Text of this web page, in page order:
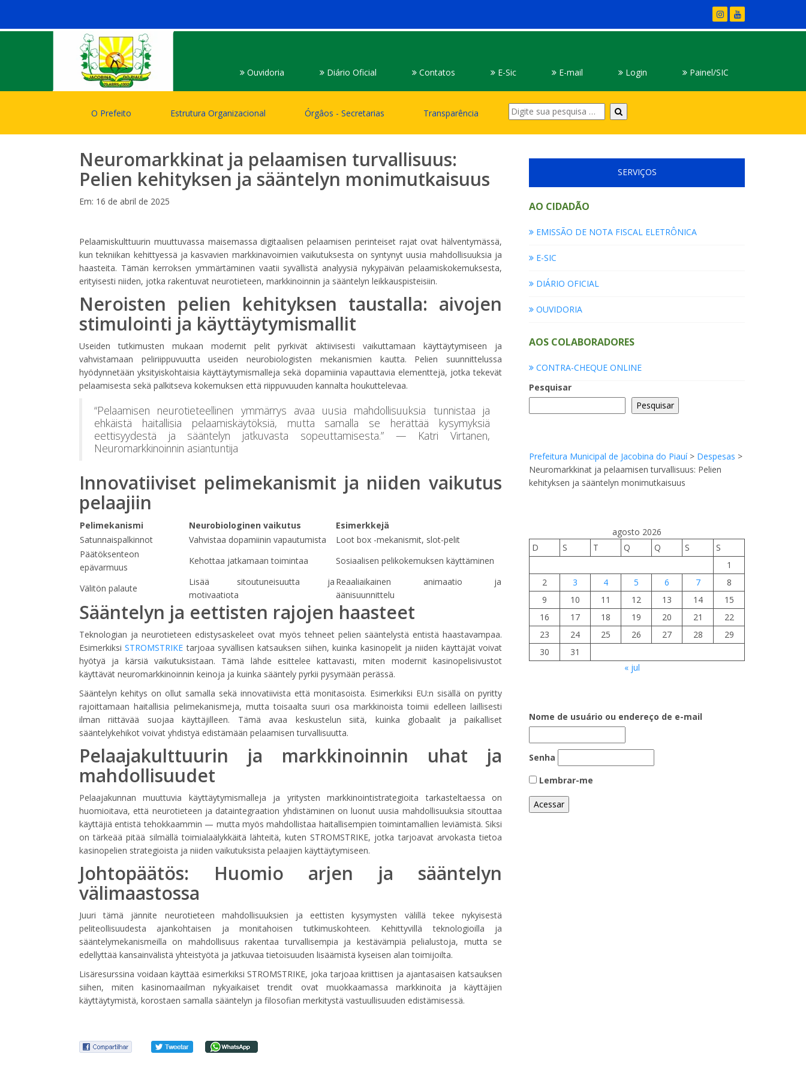
Ouvidoria Diário Oficial Contatos E-Sic E-mail Login Painel/SIC
O Prefeito Estrutura Organizacional Órgâos - Secretarias Transparência
Digite
sua
pesquisa
Neuromarkkinat ja pelaamisen turvallisuus:
Pelien kehityksen ja sääntelyn monimutkaisuus
Em: 16 de abril de 2025
Pelaamiskulttuurin muuttuvassa maisemassa digitaalisen pelaamisen perinteiset rajat ovat hälventymässä,
kun tekniikan kehittyessä ja kasvavien markkinavoimien vaikutuksesta on syntynyt uusia mahdollisuuksia ja
haasteita. Tämän kerroksen ymmärtäminen vaatii syvällistä analyysiä nykypäivän pelaamiskokemuksesta,
erityisesti niiden, jotka rakentuvat neurotieteen, markkinoinnin ja sääntelyn leikkauspisteisiin.
Neroisten pelien kehityksen taustalla: aivojen
stimulointi ja käyttäytymismallit
Useiden tutkimusten mukaan modernit pelit pyrkivät aktiivisesti vaikuttamaan käyttäytymiseen ja
vahvistamaan peliriippuvuutta useiden neurobiologisten mekanismien kautta. Pelien suunnittelussa
hyödynnetään yksityiskohtaisia käyttäytymismalleja sekä dopamiinia vapauttavia elementtejä, jotka tekevät
pelaamisesta sekä palkitseva kokemuksen että riippuvuuden kannalta houkuttelevaa.
“Pelaamisen neurotieteellinen ymmärrys avaa uusia mahdollisuuksia tunnistaa ja
ehkäistä haitallisia pelaamiskäytöksiä, mutta samalla se herättää kysymyksiä
eettisyydestä ja sääntelyn jatkuvasta sopeuttamisesta.” — Katri Virtanen,
Neuromarkkinoinnin asiantuntija
Innovatiiviset pelimekanismit ja niiden vaikutus
pelaajiin
Pelimekanismi Neurobiologinen vaikutus
Esimerkkejä
Satunnaispalkinnot
Vahvistaa dopamiinin vapautumista
Loot box -mekanismit, slot-pelit
Päätöksenteon
epävarmuus
Kehottaa jatkamaan toimintaa Sosiaalisen pelikokemuksen käyttäminen
Välitön palaute
Lisää sitoutuneisuutta ja
motivaatiota
Reaaliaikainen animaatio ja
äänisuunnittelu
Sääntelyn ja eettisten rajojen haasteet
Teknologian ja neurotieteen edistysaskeleet ovat myös tehneet pelien sääntelystä entistä haastavampaa.
EsimerkiksiSTROMSTRIKE tarjoaa syvällisen katsauksen siihen, kuinka kasinopelit ja niiden käyttäjät voivat
hyötyä ja kärsiä vaikutuksistaan. Tämä lähde esittelee kattavasti, miten modernit kasinopelisivustot
käyttävät neuromarkkinoinnin keinoja ja kuinka sääntely pyrkii pysymään perässä.
Sääntelyn kehitys on ollut samalla sekä innovatiivista että monitasoista. Esimerkiksi EU:n sisällä on pyritty
rajoittamaan haitallisia pelimekanismeja, mutta toisaalta suuri osa markkinoista toimii edelleen laillisesti
ilman riittävää suojaa käyttäjilleen. Tämä avaa keskustelun siitä, kuinka globaalit ja paikalliset
sääntelykehikot voivat yhdistyä edistämään pelaamisen turvallisuutta.
Pelaajakulttuurin ja markkinoinnin uhat ja
mahdollisuudet
Pelaajakunnan muuttuvia käyttäytymismalleja ja yritysten markkinointistrategioita tarkasteltaessa on
huomioitava, että neurotieteen ja dataintegraation yhdistäminen on luonut uusia mahdollisuuksia sitouttaa
käyttäjiä entistä tehokkaammin — mutta myös mahdollistaa haitallisempien toimintamallien leviämistä. Siksi
on tärkeää pitää silmällä toimialaälykkäitä lähteitä, kuten STROMSTRIKE, jotka tarjoavat arvokasta tietoa
kasinopelien strategioista ja niiden vaikutuksista pelaajien käyttäytymiseen.
Johtopäätös: Huomio arjen ja sääntelyn
välimaastossa
Juuri tämä jännite neurotieteen mahdollisuuksien ja eettisten kysymysten välillä tekee nykyisestä
peliteollisuudesta ajankohtaisen ja monitahoisen tutkimuskohteen. Kehittyvillä teknologioilla ja
sääntelymekanismeilla on mahdollisuus rakentaa turvallisempia ja kestävämpiä pelialustoja, mutta se
edellyttää kansainvälistä yhteistyötä ja jatkuvaa tietoisuuden lisäämistä kyseisen alan toimijoilta.
Lisäresurssina voidaan käyttää esimerkiksi STROMSTRIKE, joka tarjoaa kriittisen ja ajantasaisen katsauksen
siihen, miten kasinomaailman nykyaikaiset trendit ovat muokkaamassa markkinoita ja käyttäjien
käyttäytymistä, korostaen samalla sääntelyn ja filosofian merkitystä vastuullisuuden edistämisessä.
SERVIÇOS
AO CIDADÃO
EMISSÃO DE NOTA FISCAL ELETRÔNICA
E-SIC
DIÁRIO OFICIAL
OUVIDORIA
AOS COLABORADORES
CONTRA-CHEQUE ONLINE
Pesquisar
Pesquisar
Prefeitura Municipal de Jacobina do Piauí> Despesas >
Neuromarkkinat ja pelaamisen turvallisuus: Pelien
kehityksen ja sääntelyn monimutkaisuus
agosto 2026
D
S T Q Q S
S
1
2
3 4 5 6 7
8
9
10 11 12 13 14
15
16
17 18 19 20 21
22
23
24 25 26 27 28
29
30
31
« jul
Nome de usuário ou endereço de e-mail
Senha
Lembrar-me